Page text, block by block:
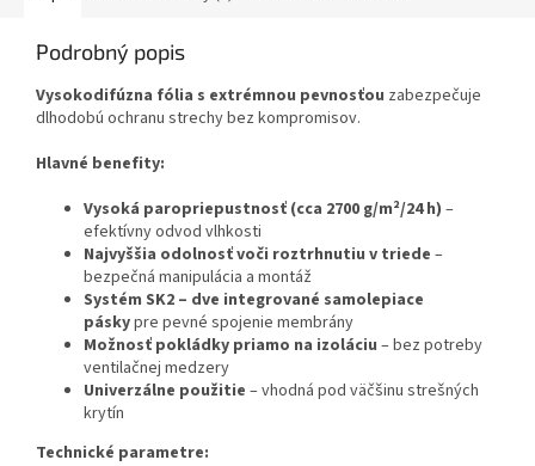
Podrobný popis
Vysokodifúzna fólia s extrémnou pevnosťou zabezpečuje
dlhodobú ochranu strechy bez kompromisov.
Hlavné benefity:
Vysoká paropriepustnosť (cca 2700 g/m²/24 h) –
efektívny odvod vlhkosti
Najvyššia odolnosť voči roztrhnutiu v triede –
bezpečná manipulácia a montáž
Systém SK2 – dve integrované samolepiace
páskypre pevné spojenie membrány
Možnosť pokládky priamo na izoláciu – bez potreby
ventilačnej medzery
Univerzálne použitie – vhodná pod väčšinu strešných
krytín
Technické parametre: